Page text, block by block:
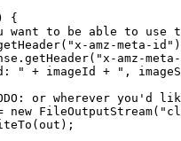
{
want to be able to use
amz-meta-
amz-
" + imageId + ",
or wherever you'd
new